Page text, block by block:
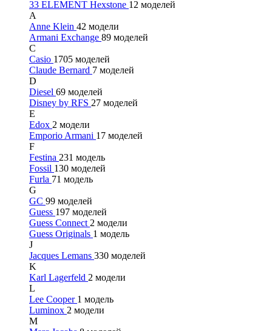
33 ELEMENT Hexstone 12 моделей
A
Anne Klein 42 модели
Armani Exchange 89 моделей
C
Casio 1705 моделей
Claude Bernard 7 моделей
D
Diesel 69 моделей
Disney by RFS 27 моделей
E
Edox 2 модели
Emporio Armani 17 моделей
F
Festina 231 модель
Fossil 130 моделей
Furla 71 модель
G
GC 99 моделей
Guess 197 моделей
Guess Connect 2 модели
Guess Originals 1 модель
J
Jacques Lemans 330 моделей
K
Karl Lagerfeld 2 модели
L
Lee Cooper 1 модель
Luminox 2 модели
M